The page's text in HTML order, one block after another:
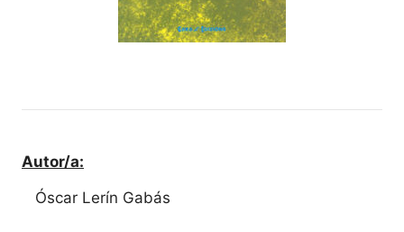
Autor/a:
Óscar Lerín Gabás